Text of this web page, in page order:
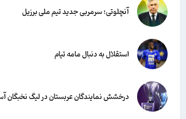
آنچلوتی؛ سرمربی جدید تیم ملی برزیل
استقلال به دنبال مامه تیام
درخشش نمایندگان عربستان در لیگ نخبگان آسیا